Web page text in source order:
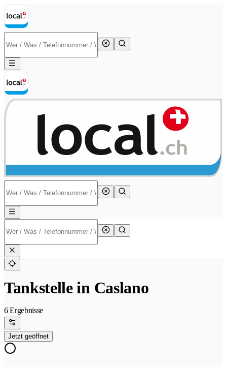
Tankstelle in Caslano
6 Ergebnisse
Jetzt geöffnet